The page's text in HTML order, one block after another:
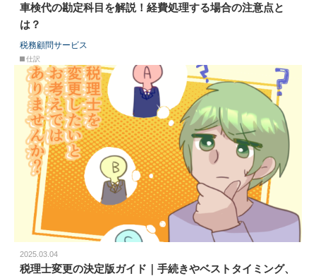
車検代の勘定科目を解説！経費処理する場合の注意点と
は？
税務顧問サービス
仕訳
2025.03.04
税理士変更の決定版ガイド｜手続きやベストタイミング、